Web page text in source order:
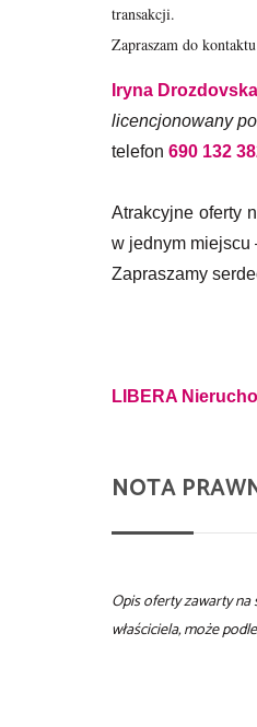
transakcji.
Zapraszam do
Iryna Drozdovska
licencjonowany
telefon 690 132
Atrakcyjne oferty
w jednym miejscu
Zapraszamy
LIBERA
NOTA
Opis oferty zawarty
właściciela, może